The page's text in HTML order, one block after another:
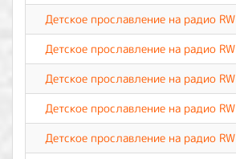
Детское прославление на радио RW
Детское прославление на радио RW
Детское прославление на радио RW
Детское прославление на радио RW
Детское прославление на радио RW